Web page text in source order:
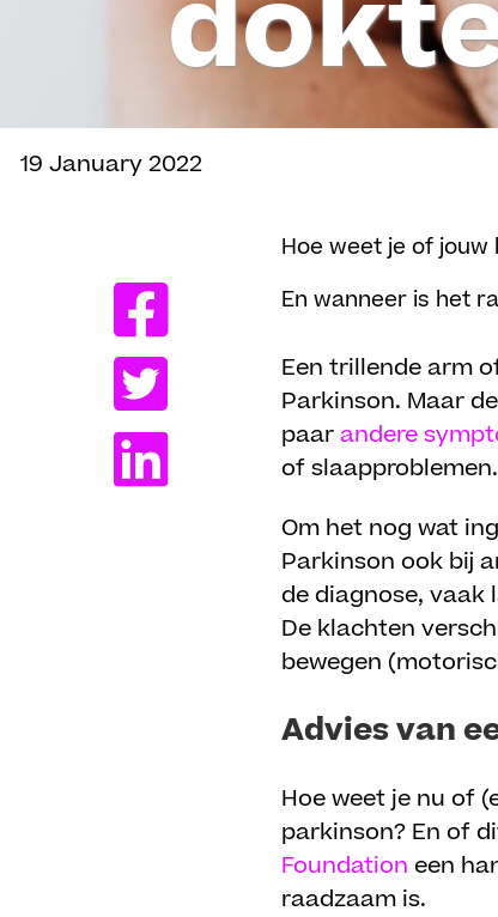
19 January 2022
Hoe weet je of
En wanneer is het
Een trillende arm
Parkinson. Maar
paarandere
of slaapproblemen.
Om het nog wat
Parkinson ook bij
de diagnose, vaak
De klachten
bewegen
Advies van
Hoe weet je nu of
parkinson? En of
Foundation een
raadzaam is.